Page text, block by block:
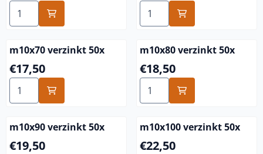
Anzahl wählen für m10x50 verzinkt 50xAnzahl wählen für m10x60
m10x70 verzinkt 50x
Preis: 17,50
€17,50
Anzahl wählen für m10x70 verzinkt 50x
m10x80 verzinkt 50x
Preis: 18,50
€18,50
Anzahl wählen für m10x80
m10x90 verzinkt 50x
Preis: 19,50
€19,50
m10x100 verzinkt 50x
Preis: 22,50
€22,50